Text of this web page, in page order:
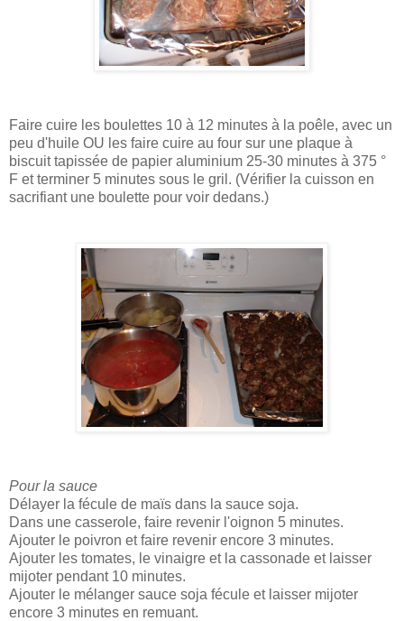
Faire cuire les boulettes 10 à 12 minutes à la poêle, avec un
peu d'huile OU les faire cuire au four sur une plaque à
biscuit tapissée de papier aluminium 25-30 minutes à 375 °
F et terminer 5 minutes sous le gril. (Vérifier la cuisson en
sacrifiant une boulette pour voir dedans.)
Pour la sauce
Délayer la fécule de maïs dans la sauce soja.
Dans une casserole, faire revenir l'oignon 5 minutes.
Ajouter le poivron et faire revenir encore 3 minutes.
Ajouter les tomates, le vinaigre et la cassonade et laisser
mijoter pendant 10 minutes.
Ajouter le mélanger sauce soja fécule et laisser mijoter
encore 3 minutes en remuant.